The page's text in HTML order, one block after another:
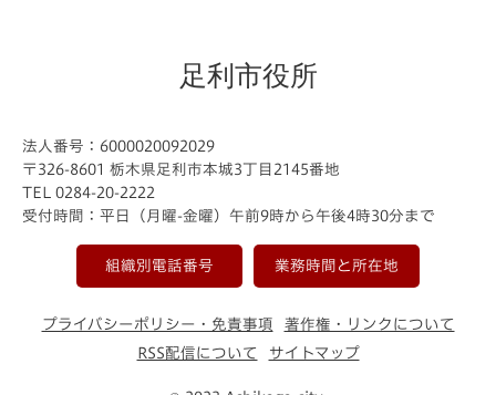
足利市役所
法人番号：6000020092029
〒326-8601 栃木県足利市本城3丁目2145番地
TEL 0284-20-2222
受付時間：平日（月曜-金曜）午前9時から午後4時30分まで
組織別電話番号 業務時間と所在地
プライバシーポリシー・免責事項
著作権・リンクについて
RSS配信について
サイトマップ